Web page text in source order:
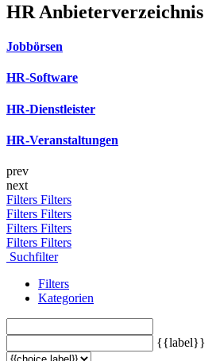
HR Anbieterverzeichnis
Jobbörsen
HR-Software
HR-Dienstleister
HR-Veranstaltungen
prev
next
Filters Filters
Filters Filters
Filters Filters
Filters Filters
Suchfilter
Filters
Kategorien
{{label}}